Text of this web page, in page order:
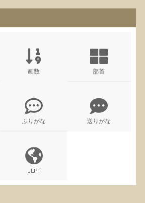
画数 部首
ふりがな 送りがな
JLPT